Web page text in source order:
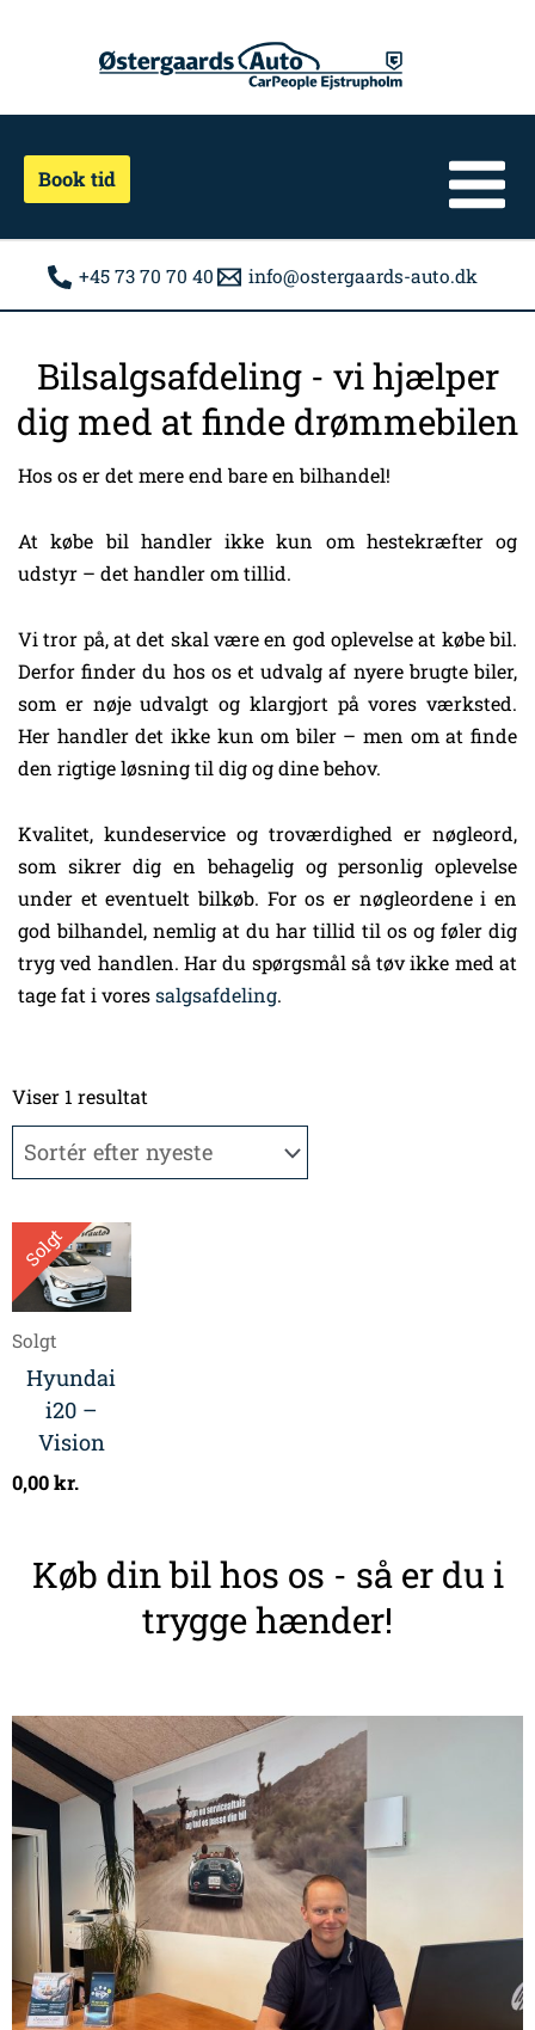
Book tid
+45 73 70 70 40 info@ostergaards-auto.dk
Bilsalgsafdeling - vi hjælper
dig med at finde drømmebilen
Hos os er det mere end bare en bilhandel!
At købe bil handler ikke kun om hestekræfter og
udstyr – det handler om tillid.
Vi tror på, at det skal være en god oplevelse at købe bil.
Derfor finder du hos os et udvalg af nyere brugte biler,
som er nøje udvalgt og klargjort på vores værksted.
Her handler det ikke kun om biler – men om at finde
den rigtige løsning til dig og dine behov.
Kvalitet, kundeservice og troværdighed er nøgleord,
som sikrer dig en behagelig og personlig oplevelse
under et eventuelt bilkøb. For os er nøgleordene i en
god bilhandel, nemlig at du har tillid til os og føler dig
tryg ved handlen. Har du spørgsmål så tøv ikke med at
tage fat i voressalgsafdeling.
Viser 1 resultat
Solgt
Solgt
Hyundai
i20 –
Vision
0,00kr.
Køb din bil hos os - så er du i
trygge hænder!